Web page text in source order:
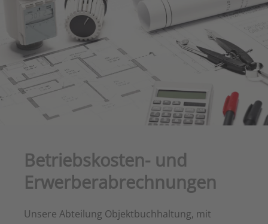
Betriebskosten- und
Erwerberabrechnungen
Unsere Abteilung Objektbuchhaltung, mit